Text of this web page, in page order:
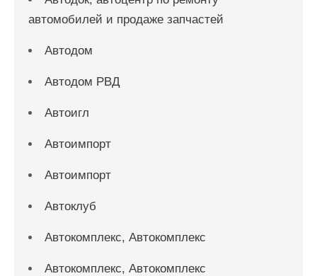
автомобилей и продаже запчастей
Автодом
Автодом РВД
Автоигл
Автоимпорт
Автоимпорт
Автоклуб
Автокомплекс, Автокомплекс
Автокомплекс, Автокомплекс